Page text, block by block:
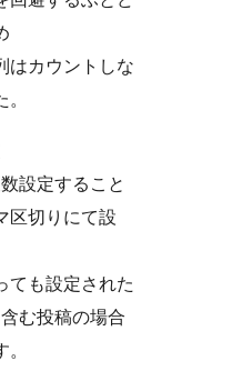
カウントしな
設定すること
区切りにて設
も設定された
む投稿の場合